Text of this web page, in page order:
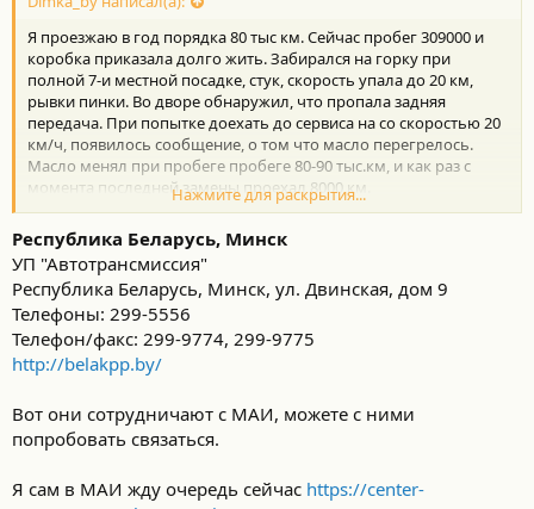
и
:
Я проезжаю в год порядка 80 тыс км. Сейчас пробег 309000 и
коробка приказала долго жить. Забирался на горку при
полной 7-и местной посадке, стук, скорость упала до 20 км,
рывки пинки. Во дворе обнаружил, что пропала задняя
передача. При попытке доехать до сервиса на со скоростью 20
км/ч, появилось сообщение, о том что масло перегрелось.
Масло менял при пробеге пробеге 80-90 тыс.км, и как раз с
момента последней замены проехал 8000 км.
Про коробку U151F пишут, что у нее ресурс 300 тыс. км. По ход
так и есть. Но я не скажу, что я прилежный водитель,
стаперовская езда не для меня. Рывки со старта, город 90-100,
трасса 150 км. А теперь поиск нового агрегата. В toyota центре
обозначили стоимость порядка 12000$, за новую коробку. В
ремонте восстановление, возможно при помощи контрактной
порядка $3-5 тыс. Вижу, что ловить тут нечего.
Может у кого есть опыт заказать коробку с аукциона или
притащить из поднебесной?
Нажмите для раскрытия...
Республика Беларусь, Минск
УП "Автотрансмиссия"
Республика Беларусь, Минск, ул. Двинская, дом 9
Телефоны: 299-5556
Телефон/факс: 299-9774, 299-9775
http://belakpp.by/
Вот они сотрудничают с МАИ, можете с ними
попробовать связаться.
Я сам в МАИ жду очередь сейчас https://center-